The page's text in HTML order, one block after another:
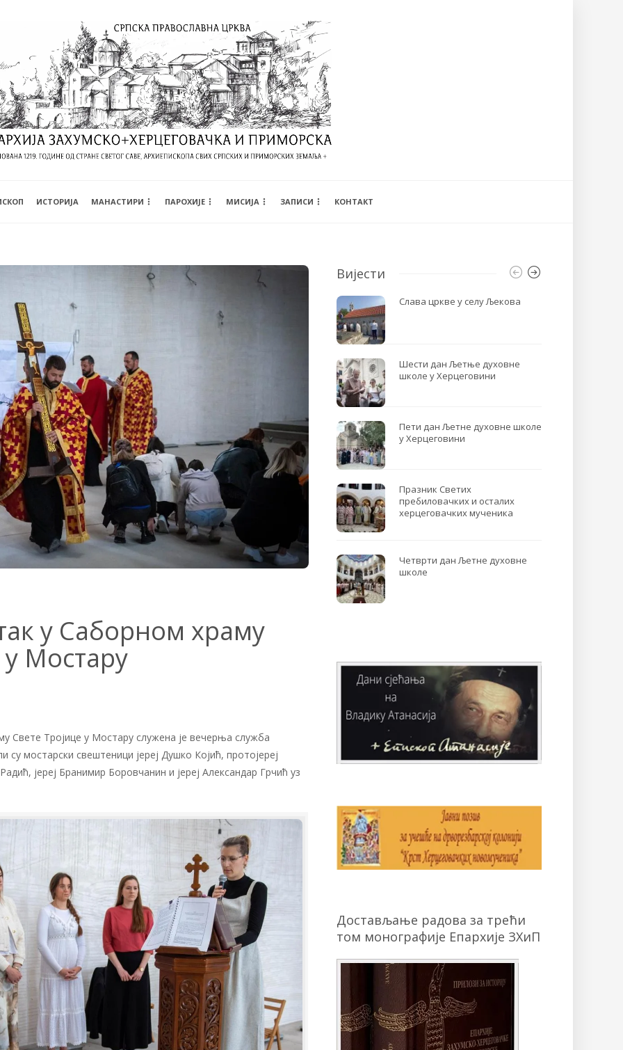
ИСТОРИЈА МАНАСТИРИ ПАРОХИЈЕ МИСИЈА ЗАПИСИ КОНТАКТ
у Саборном храму
Мостару
Свете Тројице у Мостару служена је вечерња служба
мостарски свештеници јереј Душко Којић, протојереј
јереј Бранимир Боровчанин и јереј Александар Грчић уз
Вијести
Слава цркве у селу Љекова
Шести дан Љетње духовне
школе у Херцеговини
Пети дан Љетне духовне школе
у Херцеговини
Празник Светих
пребиловачких и осталих
херцеговачких мученика
Четврти дан Љетне духовне
школе
Достављање радова за трећи
том монографије Епархије ЗХиП